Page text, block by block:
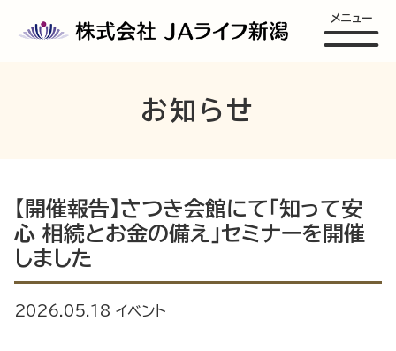
メニュー
お知らせ
【開催報告】さつき会館にて「知って安
心 相続とお金の備え」セミナーを開催
しました
2026.05.18 イベント